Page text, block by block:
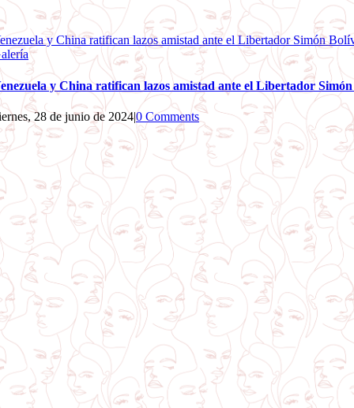
y China ratifican lazos amistad ante el Libertador Simón
y China ratifican lazos amistad ante el Libertador
28 de junio de 2024|0 Comments